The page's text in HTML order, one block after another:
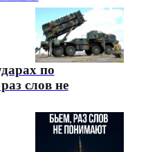
по
слов не